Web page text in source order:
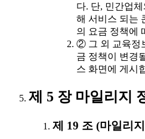
다. 단, 민간업
해 서비스 되는
의 요금 정책에
② 그 외 교육정
금 정책이 변경
스 화면에 게시
제 5 장 마일리지
제 19 조 (마일리